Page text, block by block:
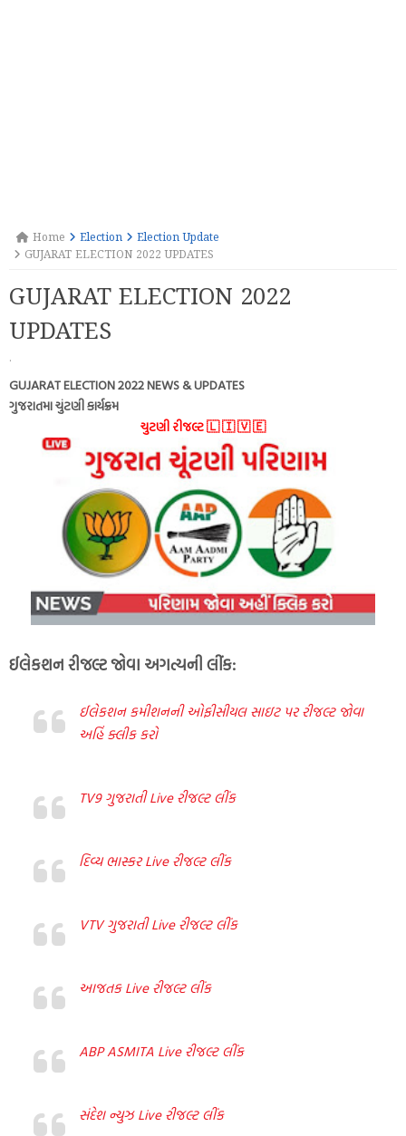
Home Election
Election Update
GUJARAT ELECTION 2022 UPDATES
GUJARAT ELECTION 2022
UPDATES
·
GUJARAT ELECTION 2022 NEWS & UPDATES
ગુજરાતમા ચુંટણી કાર્યક્રમ
ચુટણી રીજલ્ટ 🇱 🇮 🇻 🇪
ઈલેકશન રીજલ્ટ જોવા અગત્યની લીંક:
ઈલેકશન કમીશનની ઓફીસીયલ સાઇટ પર રીજલ્ટ જોવા
અહિં ક્લીક કરો
TV9 ગુજરાતી Live રીજલ્ટ લીંક
દિવ્ય ભાસ્કર Live રીજલ્ટ લીંક
VTV ગુજરાતી Live રીજલ્ટ લીંક
આજતક Live રીજલ્ટ લીંક
ABP ASMITA Live રીજલ્ટ લીંક
સંદેશ ન્યુઝ Live રીજલ્ટ લીંક